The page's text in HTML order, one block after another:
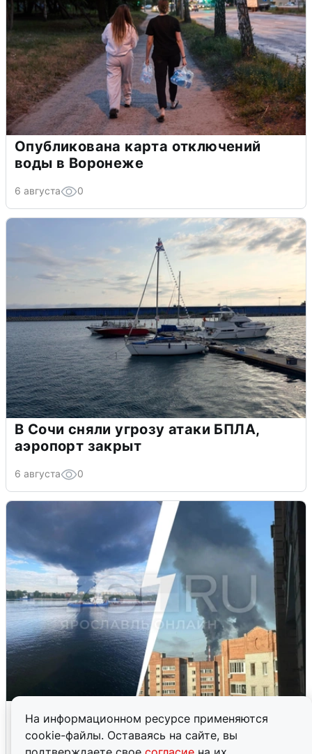
На информационном ресурсе применяются
cookie-файлы. Оставаясь на сайте, вы
Опубликована карта отключений
воды в Воронеже
6 августа 0
В Сочи сняли угрозу атаки БПЛА,
аэропорт закрыт
6 августа 0
Ночная атака БПЛА на Ярославль:
попадания и последствия